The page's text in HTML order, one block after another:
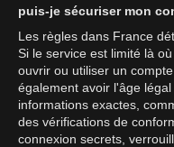
puis-je sécuriser mon
Les règles dans France
Si le service est limité là
ouvrir ou utiliser un
également avoir l'âge
informations exactes,
des vérifications de
connexion secrets,